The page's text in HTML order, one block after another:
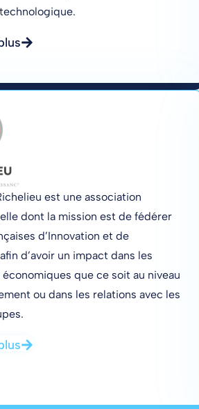
est une association
dont la mission est de fédérer
d’Innovation et de
d’avoir un impact dans les
que ce soit au niveau
ou dans les relations avec les